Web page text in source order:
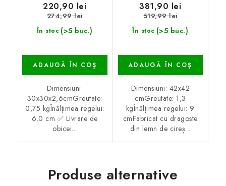
În stoc (>5 buc.)
220,90 lei
274,99 lei
ADAUGĂ ÎN COŞ
Dimensiuni:
30x30x2,6cmGreutate:
0,75 kgÎnălțimea regelui:
6.0 cm ✅ Livrare de
obicei...
În stoc (>5 buc.)
381,90 lei
519,99 lei
ADAUGĂ ÎN COŞ
Dimensiuni: 42x42
cmGreutate: 1,3
kgÎnălțimea regelui: 9
cmFabricat cu dragoste
din lemn de cireș...
Produse alternative